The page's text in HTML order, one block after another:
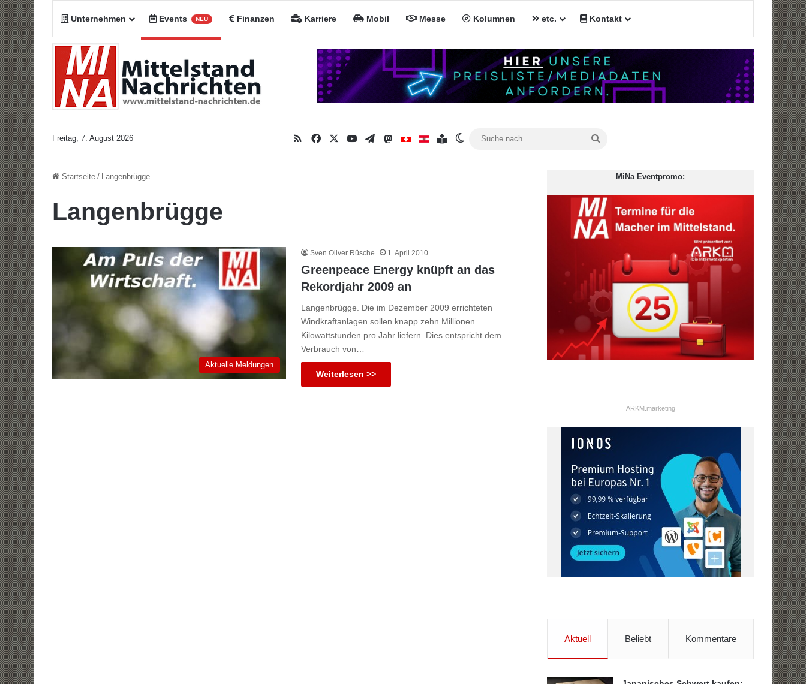
Unternehmen Events NEU Finanzen Karriere Mobil Messe Kolumnen etc. Kontakt
Freitag, 7. August 2026 RSSFacebookYouTubeTelegramMastodonMiNa CHMiNa AT
Inhaltsverzeichnis
Skin umschalten
Startseite / Langenbrügge
Langenbrügge
Aktuelle Meldungen
Sven Oliver Rüsche 1. April 2010
Greenpeace Energy knüpft an das
Rekordjahr 2009 an
Langenbrügge. Die im Dezember 2009 errichteten
Windkraftanlagen sollen knapp zehn Millionen
Kilowattstunden pro Jahr liefern. Dies entspricht dem
Verbrauch von…
Weiterlesen >>
MiNa Eventpromo:
ARKM.marketing
Aktuell Beliebt Kommentare